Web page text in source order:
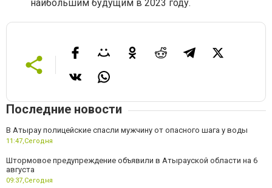
наибольшим будущим в 2023 году.
Последние новости
В Атырау полицейские спасли мужчину от опасного шага у воды
11:47,Сегодня
Штормовое предупреждение объявили в Атырауской области на 6
августа
09:37,Сегодня